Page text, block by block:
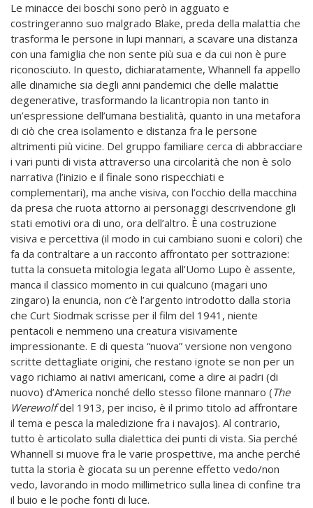
Le minacce dei boschi sono però in agguato e
costringeranno suo malgrado Blake, preda della malattia che
trasforma le persone in lupi mannari, a scavare una distanza
con una famiglia che non sente più sua e da cui non è pure
riconosciuto. In questo, dichiaratamente, Whannell fa appello
alle dinamiche sia degli anni pandemici che delle malattie
degenerative, trasformando la licantropia non tanto in
un’espressione dell’umana bestialità, quanto in una metafora
di ciò che crea isolamento e distanza fra le persone
altrimenti più vicine. Del gruppo familiare cerca di abbracciare
i vari punti di vista attraverso una circolarità che non è solo
narrativa (l’inizio e il finale sono rispecchiati e
complementari), ma anche visiva, con l’occhio della macchina
da presa che ruota attorno ai personaggi descrivendone gli
stati emotivi ora di uno, ora dell’altro. È una costruzione
visiva e percettiva (il modo in cui cambiano suoni e colori) che
fa da contraltare a un racconto affrontato per sottrazione:
tutta la consueta mitologia legata all’Uomo Lupo è assente,
manca il classico momento in cui qualcuno (magari uno
zingaro) la enuncia, non c’è l’argento introdotto dalla storia
che Curt Siodmak scrisse per il film del 1941, niente
pentacoli e nemmeno una creatura visivamente
impressionante. E di questa “nuova” versione non vengono
scritte dettagliate origini, che restano ignote se non per un
vago richiamo ai nativi americani, come a dire ai padri (di
nuovo) d’America nonché dello stesso filone mannaro (The
Werewolfdel 1913, per inciso, è il primo titolo ad affrontare
il tema e pesca la maledizione fra i navajos). Al contrario,
tutto è articolato sulla dialettica dei punti di vista. Sia perché
Whannell si muove fra le varie prospettive, ma anche perché
tutta la storia è giocata su un perenne effetto vedo/non
vedo, lavorando in modo millimetrico sulla linea di confine tra
il buio e le poche fonti di luce.